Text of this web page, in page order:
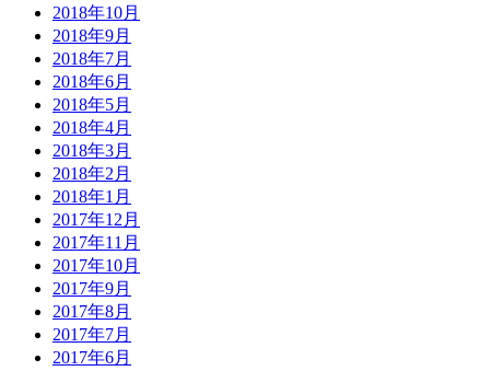
2018年10月
2018年9月
2018年7月
2018年6月
2018年5月
2018年4月
2018年3月
2018年2月
2018年1月
2017年12月
2017年11月
2017年10月
2017年9月
2017年8月
2017年7月
2017年6月